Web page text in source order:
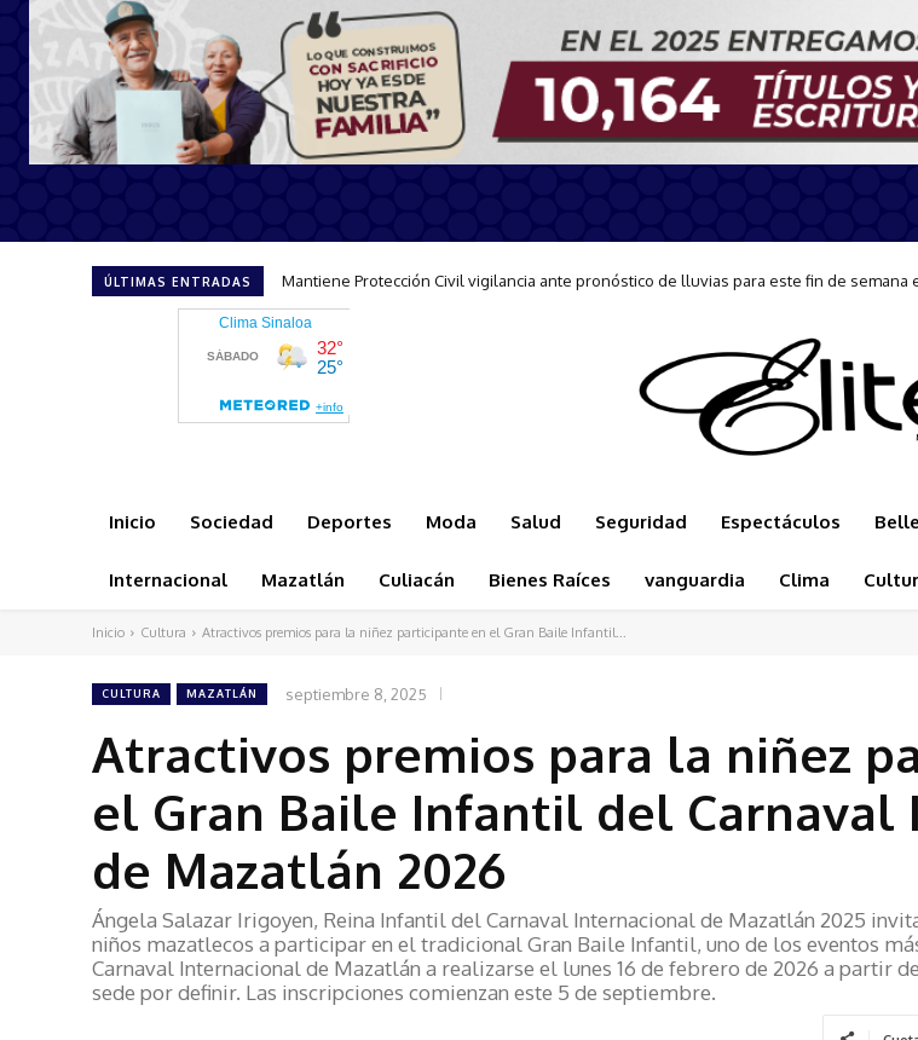
ÚLTIMAS ENTRADAS Refuerza Escuadrón Acuático acciones preventivas ante condiciones de Mar de Fondo
Inicio Sociedad Deportes Moda Salud Seguridad Espectáculos
Internacional Mazatlán Culiacán Bienes Raíces vanguardia Clima
Inicio Cultura Atractivos premios para la niñez participante en el Gran Baile Infantil...
CULTURA MAZATLÁN septiembre 8, 2025
Atractivos premios para la niñez
el Gran Baile Infantil del Carnaval
de Mazatlán 2026
Ángela Salazar Irigoyen, Reina Infantil del Carnaval Internacional de Mazatlán 2025
niños mazatlecos a participar en el tradicional Gran Baile Infantil, uno de los eventos
Carnaval Internacional de Mazatlán a realizarse el lunes 16 de febrero de 2026 a partir
sede por definir. Las inscripciones comienzan este 5 de septiembre.